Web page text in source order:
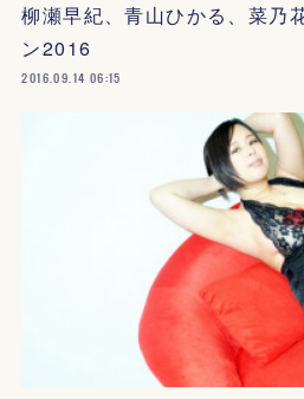
柳瀬早紀、青山ひかる、菜乃
ン2016
2016.09.14 06:15